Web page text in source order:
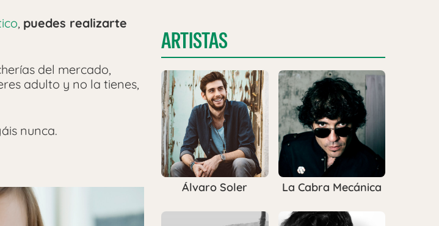
, puedes realizarte
del mercado,
adulto y no la tienes,
nunca.
ARTISTAS
Álvaro Soler La Cabra Mecánica